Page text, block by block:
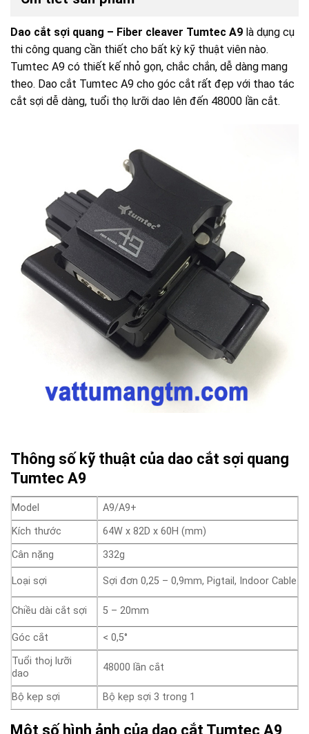
Dao cắt sợi quang – Fiber cleaver Tumtec A9 là dụng cụ
thi công quang cần thiết cho bất kỳ kỹ thuật viên nào.
Tumtec A9 có thiết kế nhỏ gọn, chắc chắn, dễ dàng mang
theo. Dao cắt Tumtec A9 cho góc cắt rất đẹp với thao tác
cắt sợi dễ dàng, tuổi thọ lưỡi dao lên đến 48000 lần cắt.
Thông số kỹ thuật của dao cắt sợi quang
Tumtec A9
Model
A9/A9+
Kích thước
64W x 82D x 60H (mm)
Cân nặng
332g
Loại sợi Sợi đơn 0,25 – 0,9mm, Pigtail, Indoor Cable
Chiều dài cắt sợi 5 – 20mm
Góc cắt
< 0,5°
Tuổi thoj lưỡi
dao
48000 lần cắt
Bộ kẹp sợi Bộ kẹp sợi 3 trong 1
Một số hình ảnh của dao cắt Tumtec A9